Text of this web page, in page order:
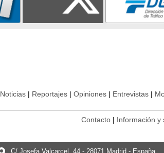
Noticias Reportajes Opiniones Entrevistas
Contacto Información y
C/ Josefa Valcarcel, 44 - 28071 Madrid - España